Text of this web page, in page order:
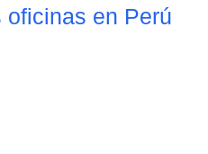
oficinas en Perú